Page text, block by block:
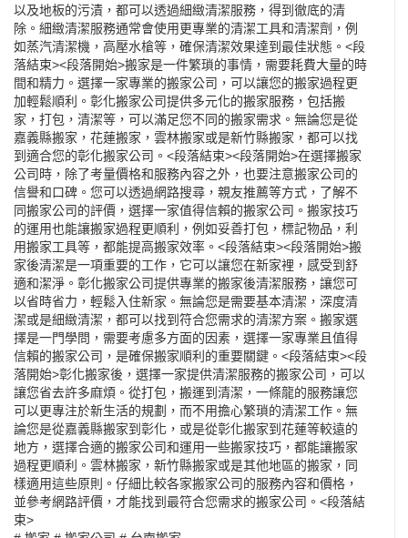
以及地板的污漬，都可以透過細緻清潔服務，得到徹底的清
除。細緻清潔服務通常會使用更專業的清潔工具和清潔劑，例
如蒸汽清潔機，高壓水槍等，確保清潔效果達到最佳狀態。<段
落結束><段落開始>搬家是一件繁瑣的事情，需要耗費大量的時
間和精力。選擇一家專業的搬家公司，可以讓您的搬家過程更
加輕鬆順利。彰化搬家公司提供多元化的搬家服務，包括搬
家，打包，清潔等，可以滿足您不同的搬家需求。無論您是從
嘉義縣搬家， 花蓮搬家 ，雲林搬家或是新竹縣搬家，都可以找
到適合您的彰化搬家公司。<段落結束><段落開始>在選擇搬家
公司時，除了考量價格和服務內容之外，也要注意搬家公司的
信譽和口碑。您可以透過網路搜尋，親友推薦等方式，了解不
同搬家公司的評價，選擇一家值得信賴的搬家公司。搬家技巧
的運用也能讓搬家過程更順利，例如妥善打包，標記物品，利
用搬家工具等，都能提高搬家效率。<段落結束><段落開始>搬
家後清潔是一項重要的工作，它可以讓您在新家裡，感受到舒
適和潔淨。彰化搬家公司提供專業的搬家後清潔服務，讓您可
以省時省力，輕鬆入住新家。無論您是需要基本清潔，深度清
潔或是細緻清潔，都可以找到符合您需求的清潔方案。搬家選
擇是一門學問，需要考慮多方面的因素，選擇一家專業且值得
信賴的搬家公司，是確保搬家順利的重要關鍵。<段落結束><段
落開始>彰化搬家後，選擇一家提供清潔服務的搬家公司，可以
讓您省去許多麻煩。從打包，搬運到清潔，一條龍的服務讓您
可以更專注於新生活的規劃，而不用擔心繁瑣的清潔工作。無
論您是從嘉義縣搬家到彰化，或是從彰化搬家到花蓮等較遠的
地方，選擇合適的搬家公司和運用一些搬家技巧，都能讓搬家
過程更順利。雲林搬家，新竹縣搬家或是其他地區的搬家，同
樣適用這些原則。仔細比較各家搬家公司的服務內容和價格，
並參考網路評價，才能找到最符合您需求的搬家公司。<段落結
束>